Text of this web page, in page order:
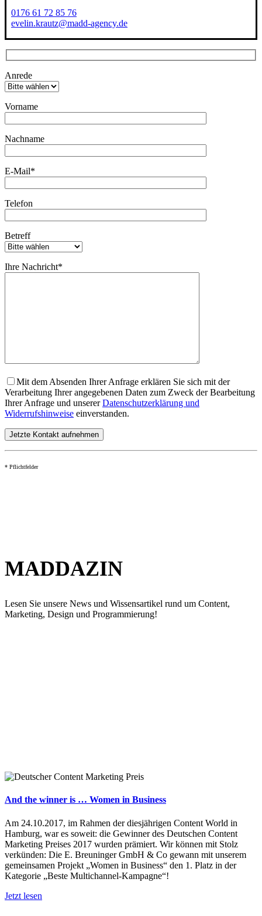
0176 61 72 85 76
evelin.krautz@madd-agency.de
Bitte lasse dieses Feld leer.
Anrede
Vorname
Bitte lasse dieses Feld leer.
Nachname
E-Mail*
Telefon
Betreff
Ihre Nachricht*
Mit dem Absenden Ihrer Anfrage erklären Sie sich mit der
Verarbeitung Ihrer angegebenen Daten zum Zweck der Bearbeitung
Ihrer Anfrage und unsererDatenschutzerklärung und
Widerrufshinweise einverstanden.
* Pflichtfelder
MADDAZIN
Lesen Sie unsere News und Wissensartikel rund um Content,
Marketing, Design und Programmierung!
And the winner is … Women in Business
Am 24.10.2017, im Rahmen der diesjährigen Content World in
Hamburg, war es soweit: die Gewinner des Deutschen Content
Marketing Preises 2017 wurden prämiert. Wir können mit Stolz
verkünden: Die E. Breuninger GmbH & Co gewann mit unserem
gemeinsamen Projekt „Women in Business“ den 1. Platz in der
Kategorie „Beste Multichannel-Kampagne“!
Jetzt lesen